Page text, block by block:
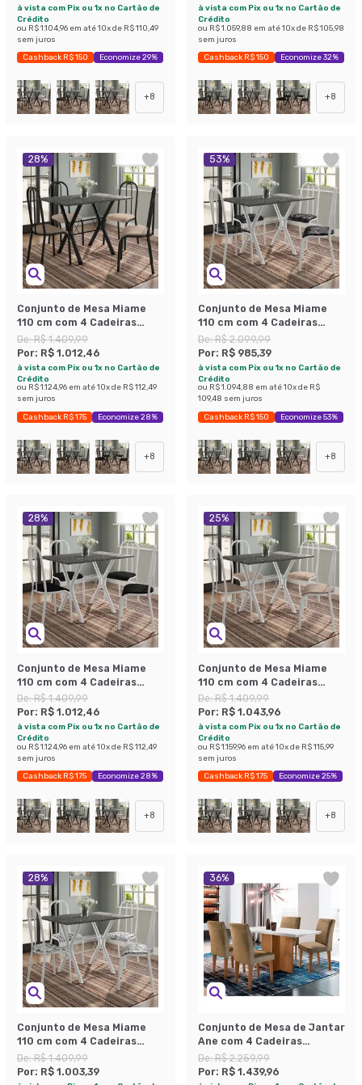
à vista com Pix ou 1x no Cartão de
Crédito
ou R$ 1.104,96 em até10x de R$ 110,49
sem juros
Cashback R$ 150 Economize 29%
+8
à vista com Pix ou 1x no Cartão de
Crédito
ou R$ 1.059,88 em até10x de R$ 105,98
sem juros
Cashback R$ 150 Economize 32%
+8
28%
Conjunto de Mesa Miame
110 cm com 4 Cadeiras
Madri Preto e Nature Bege
De:R$ 1.409,99
Por: R$ 1.012,46
à vista com Pix ou 1x no Cartão de
Crédito
ou R$ 1.124,96 em até10x de R$ 112,49
sem juros
Cashback R$ 175 Economize 28%
+8
53%
Conjunto de Mesa Miame
110 cm com 4 Cadeiras
Madri Branco e Preto Floral
De:R$ 2.099,99
Por: R$ 985,39
à vista com Pix ou 1x no Cartão de
Crédito
ou R$ 1.094,88 em até10x de R$
109,48 sem juros
Cashback R$ 150 Economize 53%
+8
28%
Conjunto de Mesa Miame
110 cm com 4 Cadeiras
Madri Branco e Preto Liso
De:R$ 1.409,99
Por: R$ 1.012,46
à vista com Pix ou 1x no Cartão de
Crédito
ou R$ 1.124,96 em até10x de R$ 112,49
sem juros
Cashback R$ 175 Economize 28%
+8
25%
Conjunto de Mesa Miame
110 cm com 4 Cadeiras
Madri Branco e Nature Bege
De:R$ 1.409,99
Por: R$ 1.043,96
à vista com Pix ou 1x no Cartão de
Crédito
ou R$ 1.159,96 em até10x de R$ 115,99
sem juros
Cashback R$ 175 Economize 25%
+8
28%
Conjunto de Mesa Miame
110 cm com 4 Cadeiras
Madri Branco e Branco
Floral
De:R$ 1.409,99
Por: R$ 1.003,39
36%
Conjunto de Mesa de Jantar
Ane com 4 Cadeiras
Estofadas Grécia I Animalle
Off White e Chocolate
De:R$ 2.259,99
Por: R$ 1.439,96